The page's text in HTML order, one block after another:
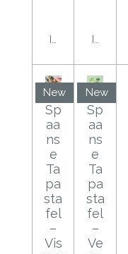
In winkelwagen
In
New
Sp
aa
ns
e
Ta
pa
sta
fel
–
Vis
New
Sp
aa
ns
e
Ta
pa
sta
fel
–
Ve